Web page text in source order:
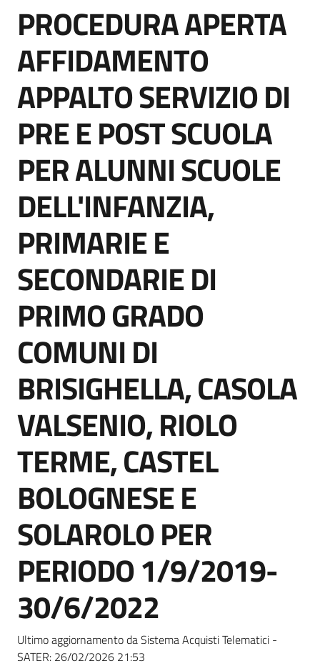
acquisto
Supporto
Piattaforme
telematiche
English
site
Seguici
su
Salta al contenuto
PROCEDURA APERTA
AFFIDAMENTO
APPALTO SERVIZIO DI
PRE E POST SCUOLA
PER ALUNNI SCUOLE
DELL'INFANZIA,
PRIMARIE E
SECONDARIE DI
PRIMO GRADO
COMUNI DI
BRISIGHELLA, CASOLA
VALSENIO, RIOLO
TERME, CASTEL
BOLOGNESE E
SOLAROLO PER
PERIODO 1/9/2019-
30/6/2022
Ultimo aggiornamento da Sistema Acquisti Telematici -
SATER: 26/02/2026 21:53